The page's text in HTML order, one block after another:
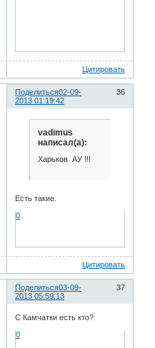
Цитировать
Поделиться 36
02-09-
2013 01:19:42
vadimus
написал(а):
Харьков АУ !!!
Есть такие.
0
Цитировать
Поделиться 37
03-09-
2013 05:59:13
С Камчатки есть кто?
0